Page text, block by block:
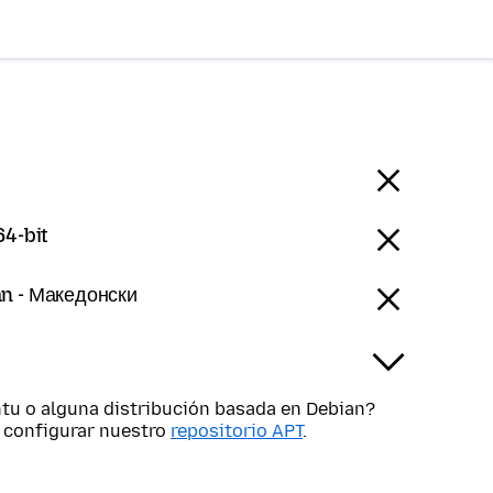
bit
- Македонски
o alguna distribución basada en Debian?
configurar nuestro repositorio APT.